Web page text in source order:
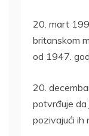
20. mart
britanskom
od 1947.
20.
potvrđuje da
pozivajući ih